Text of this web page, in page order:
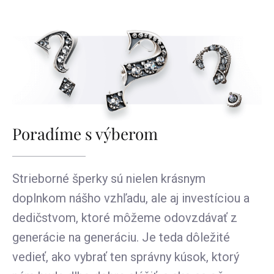
Poradíme s výberom
Strieborné šperky sú nielen krásnym
doplnkom nášho vzhľadu, ale aj investíciou a
dedičstvom, ktoré môžeme odovzdávať z
generácie na generáciu. Je teda dôležité
vedieť, ako vybrať ten správny kúsok, ktorý